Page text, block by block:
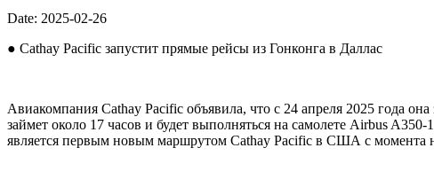
Date: 2025-02-26
● Cathay Pacific запустит прямые рейсы из Гонконга в Даллас
Авиакомпания Cathay Pacific объявила, что с 24 апреля 2025 года
займет около 17 часов и будет выполняться на самолете Airbus
является первым новым маршрутом Cathay Pacific в США с момента